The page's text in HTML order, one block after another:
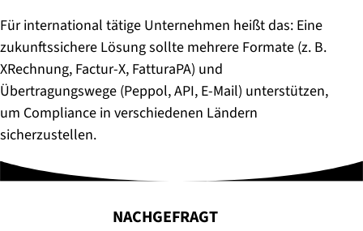
Für international tätige Unternehmen heißt das: Eine
zukunftssichere Lösung sollte mehrere Formate (z. B.
XRechnung, Factur-X, FatturaPA) und
Übertragungswege (Peppol, API, E-Mail) unterstützen,
um Compliance in verschiedenen Ländern
sicherzustellen.
NACHGEFRAGT